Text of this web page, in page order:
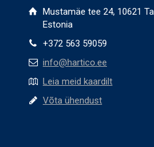
Mustamäe tee 24, 10621
Estonia
+372 563 59059
info@hartico.ee
Leia meid kaardilt
Võta ühendust